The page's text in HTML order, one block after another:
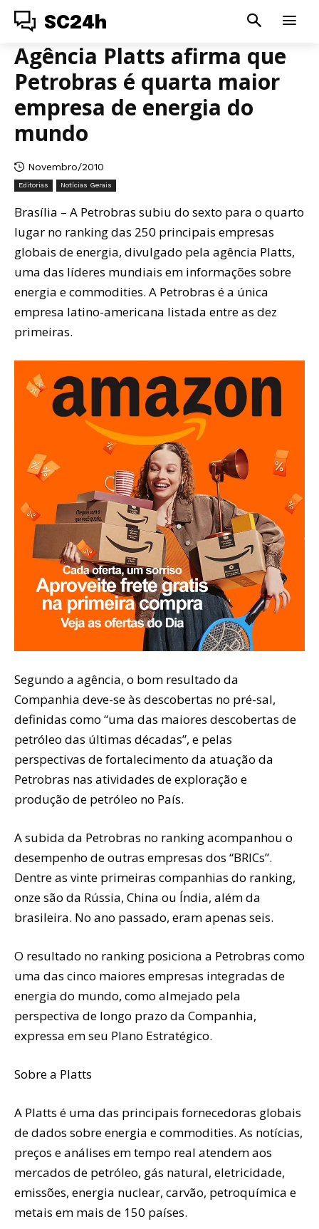
SC24h
Agência Platts afirma que
Petrobras é quarta maior
empresa de energia do
mundo
Novembro/2010
Editorias Notícias Gerais
Brasília – A Petrobras subiu do sexto para o quarto
lugar no ranking das 250 principais empresas
globais de energia, divulgado pela agência Platts,
uma das líderes mundiais em informações sobre
energia e commodities. A Petrobras é a única
empresa latino-americana listada entre as dez
primeiras.
Segundo a agência, o bom resultado da
Companhia deve-se às descobertas no pré-sal,
definidas como “uma das maiores descobertas de
petróleo das últimas décadas”, e pelas
perspectivas de fortalecimento da atuação da
Petrobras nas atividades de exploração e
produção de petróleo no País.
A subida da Petrobras no ranking acompanhou o
desempenho de outras empresas dos “BRICs”.
Dentre as vinte primeiras companhias do ranking,
onze são da Rússia, China ou Índia, além da
brasileira. No ano passado, eram apenas seis.
O resultado no ranking posiciona a Petrobras como
uma das cinco maiores empresas integradas de
energia do mundo, como almejado pela
perspectiva de longo prazo da Companhia,
expressa em seu Plano Estratégico.
Sobre a Platts
A Platts é uma das principais fornecedoras globais
de dados sobre energia e commodities. As notícias,
preços e análises em tempo real atendem aos
mercados de petróleo, gás natural, eletricidade,
emissões, energia nuclear, carvão, petroquímica e
metais em mais de 150 países.